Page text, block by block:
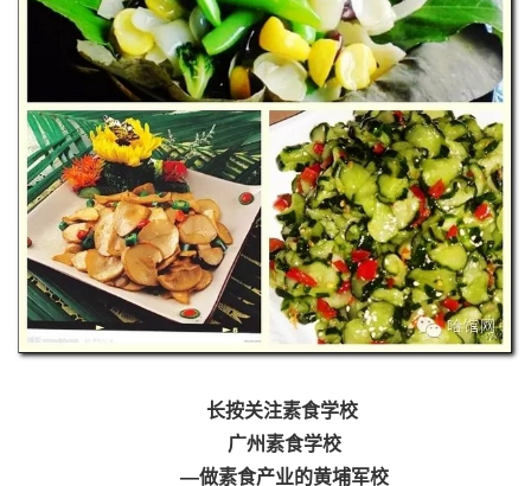
长按关注素食学校
广州素食学校
—做素食产业的黄埔军校